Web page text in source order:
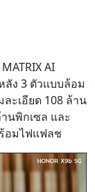
AI
ลัง 3 ตัวแบบล้อม
ะเอียด 108 ล้าน
นพิกเซล และ
อมไฟแฟลช